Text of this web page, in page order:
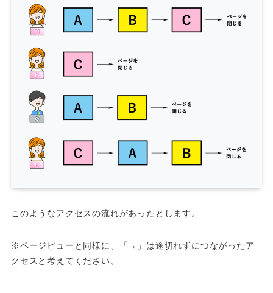
このようなアクセスの流れがあったとします。
※ページビューと同様に、「→」は途切れずにつながったア
クセスと考えてください。